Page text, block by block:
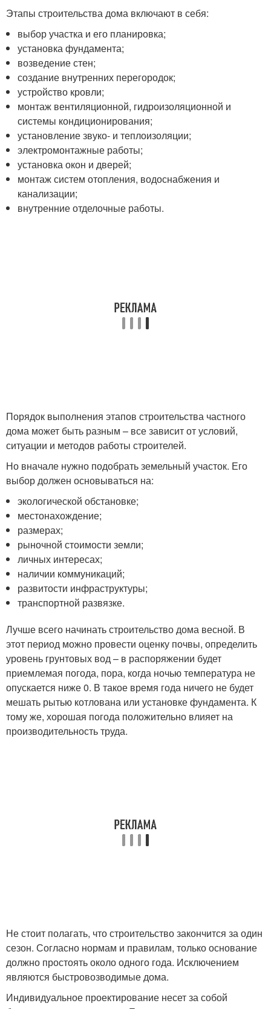
Этапы строительства дома включают в себя:
выбор участка и его планировка;
установка фундамента;
возведение стен;
создание внутренних перегородок;
устройство кровли;
монтаж вентиляционной, гидроизоляционной и
системы кондиционирования;
установление звуко- и теплоизоляции;
электромонтажные работы;
установка окон и дверей;
монтаж систем отопления, водоснабжения и
канализации;
внутренние отделочные работы.
Порядок выполнения этапов строительства частного
дома может быть разным – все зависит от условий,
ситуации и методов работы строителей.
Но вначале нужно подобрать земельный участок. Его
выбор должен основываться на:
экологической обстановке;
местонахождение;
размерах;
рыночной стоимости земли;
личных интересах;
наличии коммуникаций;
развитости инфраструктуры;
транспортной развязке.
Лучше всего начинать строительство дома весной. В
этот период можно провести оценку почвы, определить
уровень грунтовых вод – в распоряжении будет
приемлемая погода, пора, когда ночью температура не
опускается ниже 0. В такое время года ничего не будет
мешать рытью котлована или установке фундамента. К
тому же, хорошая погода положительно влияет на
производительность труда.
Не стоит полагать, что строительство закончится за один
сезон. Согласно нормам и правилам, только основание
должно простоять около одного года. Исключением
являются быстровозводимые дома.
Индивидуальное проектирование несет за собой